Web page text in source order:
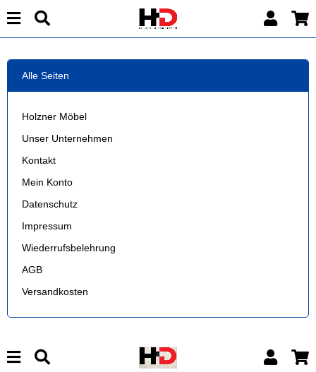
Alle Seiten
Holzner Möbel
Unser Unternehmen
Kontakt
Mein Konto
Datenschutz
Impressum
Wiederrufsbelehrung
AGB
Versandkosten